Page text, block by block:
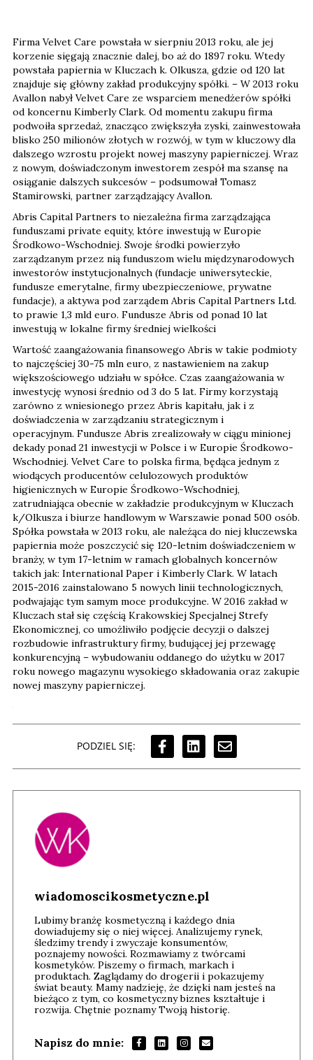
Firma Velvet Care powstała w sierpniu 2013 roku, ale jej
korzenie sięgają znacznie dalej, bo aż do 1897 roku. Wtedy
powstała papiernia w Kluczach k. Olkusza, gdzie od 120 lat
znajduje się główny zakład produkcyjny spółki. – W 2013 roku
Avallon nabył Velvet Care ze wsparciem menedżerów spółki
od koncernu Kimberly Clark. Od momentu zakupu firma
podwoiła sprzedaż, znacząco zwiększyła zyski, zainwestowała
blisko 250 milionów złotych w rozwój, w tym w kluczowy dla
dalszego wzrostu projekt nowej maszyny papierniczej. Wraz
z nowym, doświadczonym inwestorem zespół ma szansę na
osiąganie dalszych sukcesów – podsumował Tomasz
Stamirowski, partner zarządzający Avallon.
Abris Capital Partners to niezależna firma zarządzająca
funduszami private equity, które inwestują w Europie
Środkowo-Wschodniej. Swoje środki powierzyło
zarządzanym przez nią funduszom wielu międzynarodowych
inwestorów instytucjonalnych (fundacje uniwersyteckie,
fundusze emerytalne, firmy ubezpieczeniowe, prywatne
fundacje), a aktywa pod zarządem Abris Capital Partners Ltd.
to prawie 1,3 mld euro. Fundusze Abris od ponad 10 lat
inwestują w lokalne firmy średniej wielkości
Wartość zaangażowania finansowego Abris w takie podmioty
to najczęściej 30-75 mln euro, z nastawieniem na zakup
większościowego udziału w spółce. Czas zaangażowania w
inwestycję wynosi średnio od 3 do 5 lat. Firmy korzystają
zarówno z wniesionego przez Abris kapitału, jak i z
doświadczenia w zarządzaniu strategicznym i
operacyjnym. Fundusze Abris zrealizowały w ciągu minionej
dekady ponad 21 inwestycji w Polsce i w Europie Środkowo-
Wschodniej. Velvet Care to polska firma, będąca jednym z
wiodących producentów celulozowych produktów
higienicznych w Europie Środkowo-Wschodniej,
zatrudniająca obecnie w zakładzie produkcyjnym w Kluczach
k/Olkusza i biurze handlowym w Warszawie ponad 500 osób.
Spółka powstała w 2013 roku, ale należąca do niej kluczewska
papiernia może poszczycić się 120-letnim doświadczeniem w
branży, w tym 17-letnim w ramach globalnych koncernów
takich jak: International Paper i Kimberly Clark. W latach
2015-2016 zainstalowano 5 nowych linii technologicznych,
podwajając tym samym moce produkcyjne. W 2016 zakład w
Kluczach stał się częścią Krakowskiej Specjalnej Strefy
Ekonomicznej, co umożliwiło podjęcie decyzji o dalszej
rozbudowie infrastruktury firmy, budującej jej przewagę
konkurencyjną – wybudowaniu oddanego do użytku w 2017
roku nowego magazynu wysokiego składowania oraz zakupie
nowej maszyny papierniczej.
PODZIEL SIĘ:
wiadomoscikosmetyczne.pl
Lubimy branżę kosmetyczną i każdego dnia
dowiadujemy się o niej więcej. Analizujemy rynek,
śledzimy trendy i zwyczaje konsumentów,
poznajemy nowości. Rozmawiamy z twórcami
kosmetyków. Piszemy o firmach, markach i
produktach. Zaglądamy do drogerii i pokazujemy
świat beauty. Mamy nadzieję, że dzięki nam jesteś na
bieżąco z tym, co kosmetyczny biznes kształtuje i
rozwija. Chętnie poznamy Twoją historię.
Napisz do mnie: